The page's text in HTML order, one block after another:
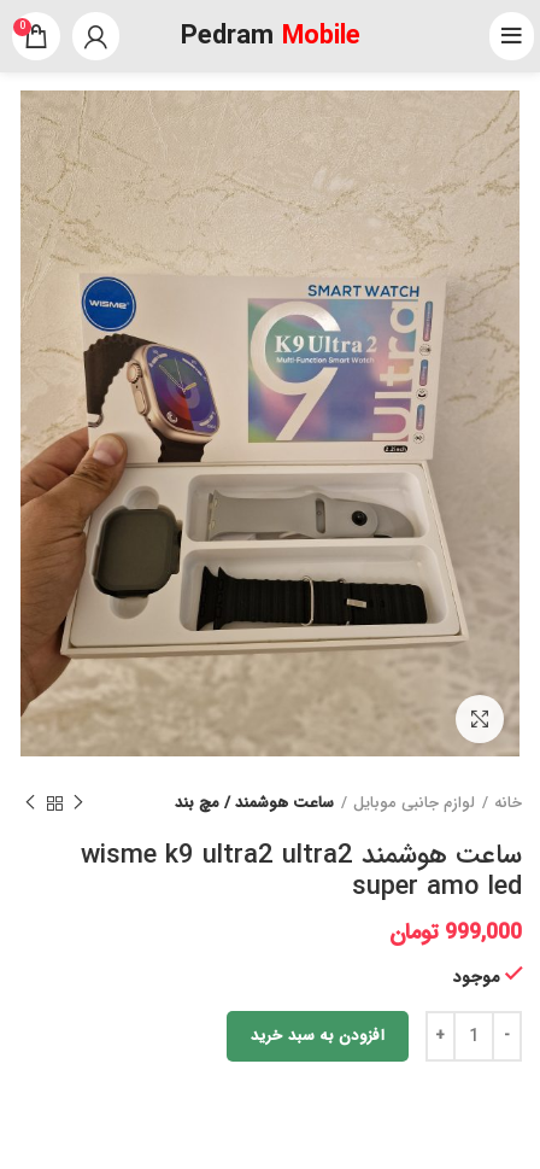
Pedram Mobile
0
برای بزرگنمایی کلیک کنید
خانه لوازم جانبی موبایل ساعت هوشمند / مچ بند
ساعت هوشمند wisme k9 ultra2 ultra2
super amo led
999,000 تومان
موجود
افزودن به سبد خرید